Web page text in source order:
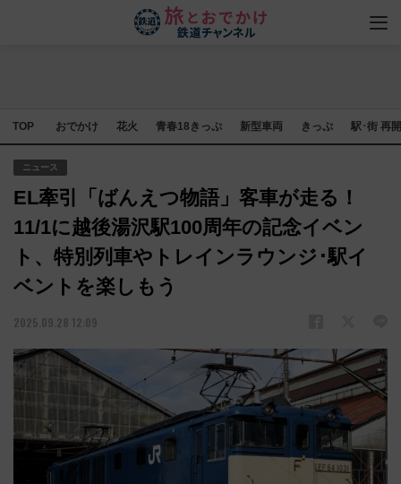
TOP おでかけ 花火 青春18きっぷ 新型車両 きっぷ 駅･街 再
ニュース
EL牽引「ばんえつ物語」客車が走る！
11/1に越後湯沢駅100周年の記念イベン
ト、特別列車やトレインラウンジ･駅イ
ベントを楽しもう
2025.09.28 12:09